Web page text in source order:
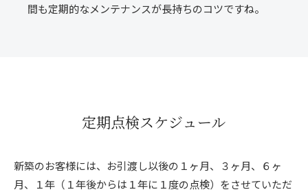
間も定期的なメンテナンスが長持ちのコツですね。
定期点検スケジュール
新築のお客様には、お引渡し以後の１ヶ月、３ヶ月、６ヶ
月、１年（１年後からは１年に１度の点検）をさせていただ